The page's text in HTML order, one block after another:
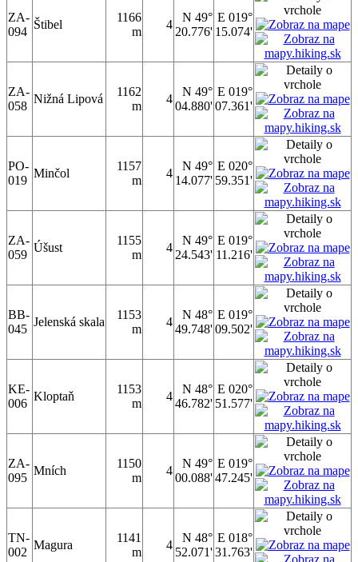
ZA-
094
Štibel
1166
m
4
N 49°
20.776'
E 019°
15.074'
ZA-
058
Nižná Lipová
1162
m
4
N 49°
04.880'
E 019°
07.361'
PO-
019
Minčol
1157
m
4
N 49°
14.077'
E 020°
59.351'
ZA-
059
Úšust
1155
m
4
N 49°
24.543'
E 019°
11.216'
BB-
045
Jelenská skala
1153
m
4
N 48°
49.748'
E 019°
09.502'
KE-
006
Kloptaň
1153
m
4
N 48°
46.782'
E 020°
51.577'
ZA-
095
Mních
1150
m
4
N 49°
00.088'
E 019°
47.245'
TN-
002
Magura
1141
m
4
N 48°
52.071'
E 018°
31.763'